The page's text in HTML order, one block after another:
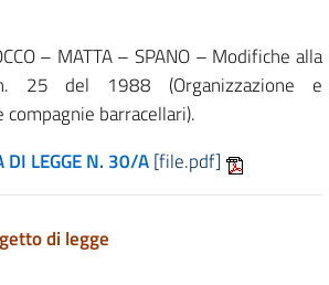
– MATTA – SPANO – Modifiche alla
25 del 1988 (Organizzazione e
barracellari).
DI LEGGE N. 30/A[file.pdf]
di legge